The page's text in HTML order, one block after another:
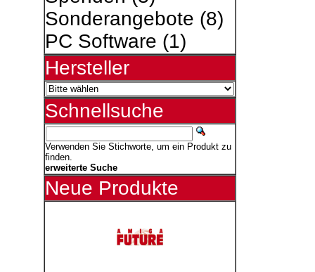
Sonderangebote (8)
PC Software (1)
Hersteller
Schnellsuche
Verwenden Sie Stichworte, um ein Produkt zu
finden.
erweiterte Suche
Neue Produkte